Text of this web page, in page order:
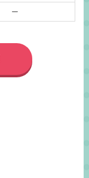
ー